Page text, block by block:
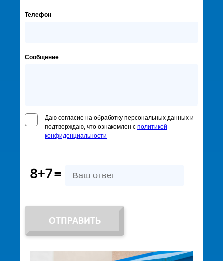
Телефон
Сообщение
Даю согласие на обработку персональных данных и
подтверждаю, что ознакомлен с политикой
конфиденциальности
8+7=
ОТПРАВИТЬ